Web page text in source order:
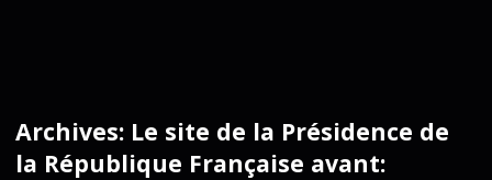
Archives: Le site de la Présidence de
la République Française avant: